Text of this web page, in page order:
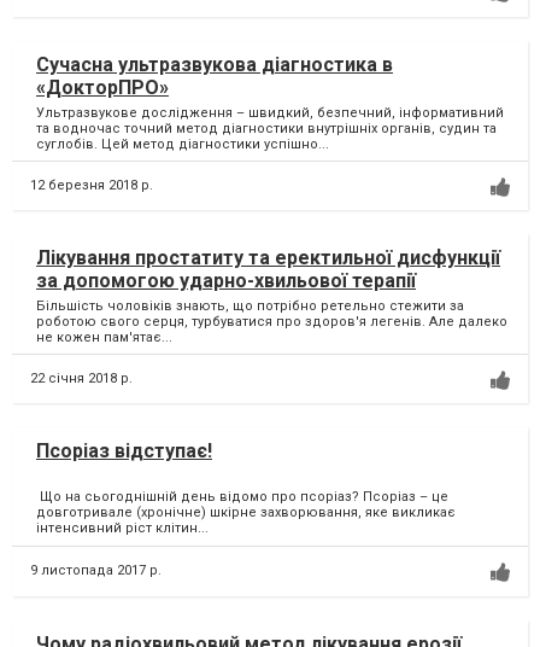
Сучасна ультразвукова діагностика в
«ДокторПРО»
Ультразвукове дослідження – швидкий, безпечний, інформативний
та водночас точний метод діагностики внутрішніх органів, судин та
суглобів. Цей метод діагностики успішно...
12 березня 2018 р.
Лікування простатиту та еректильної дисфункції
за допомогою ударно-хвильової терапії
Більшість чоловіків знають, що потрібно ретельно стежити за
роботою свого серця, турбуватися про здоров'я легенів. Але далеко
не кожен пам'ятає...
22 січня 2018 р.
Псоріаз відступає!
Що на сьогоднішній день відомо про псоріаз? Псоріаз – це
довготривале (хронічне) шкірне захворювання, яке викликає
інтенсивний ріст клітин...
9 листопада 2017 р.